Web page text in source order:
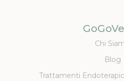
Chi
Blog
Trattamenti